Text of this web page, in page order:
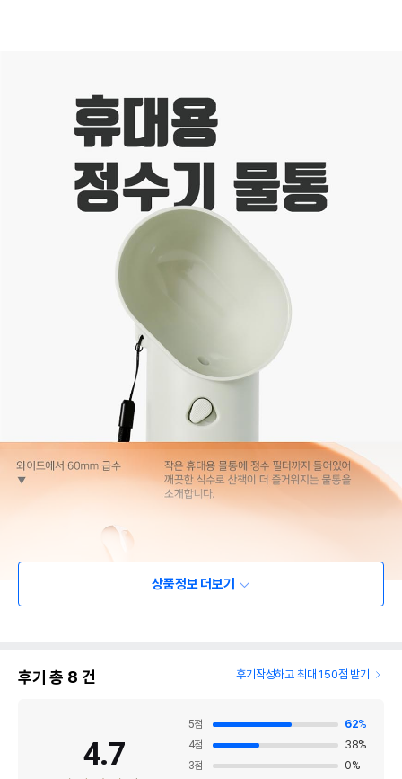
상품정보 더보기
후기 총 8 건 후기작성하고 최대 150점 받기
4.7
5점 62%
4점 38%
3점 0%